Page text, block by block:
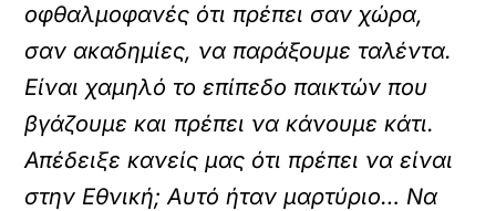
οφθαλμοφανές ότι πρέπει σαν χώρα,
σαν ακαδημίες, να παράξουμε ταλέντα.
Είναι χαμηλό το επίπεδο παικτών που
βγάζουμε και πρέπει να κάνουμε κάτι.
Απέδειξε κανείς μας ότι πρέπει να είναι
στην Εθνική; Αυτό ήταν μαρτύριο… Να